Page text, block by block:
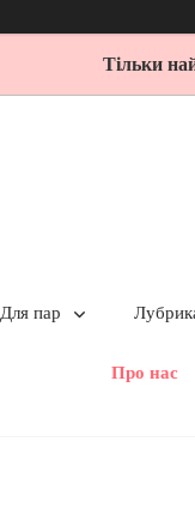
Тільки
Для пар
Про нас